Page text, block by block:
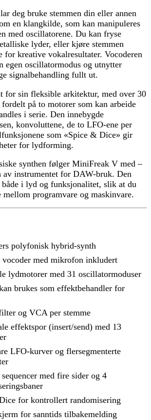
deg bruke stemmen din eller annen
en klangkilde, som kan manipuleres
med oscillatorene. Du kan fryse
lyder, eller kjøre stemmen
for kreative vokalresultater. Vocoderen
egen oscillatormodus og utnytter
signalbehandling fullt ut.
for sin fleksible arkitektur, med over 30
på to motorer som kan arbeide
i serie. Den innebygde
konvoluttene, de to LFO-ene per
som «Spice & Dice» gir
for lydforming.
synthen følger MiniFreak V med –
av instrumentet for DAW-bruk. Den
både i lyd og funksjonalitet, slik at du
mellom programvare og maskinvare.
polyfonisk hybrid-synth
vocoder med mikrofon inkludert
lydmotorer med 31 oscillatormoduser
brukes som effektbehandler for
og VCA per stemme
effektspor (insert/send) med 13
LFO-kurver og flersegmenterte
med fire sider og 4
for kontrollert randomisering
for sanntids tilbakemelding